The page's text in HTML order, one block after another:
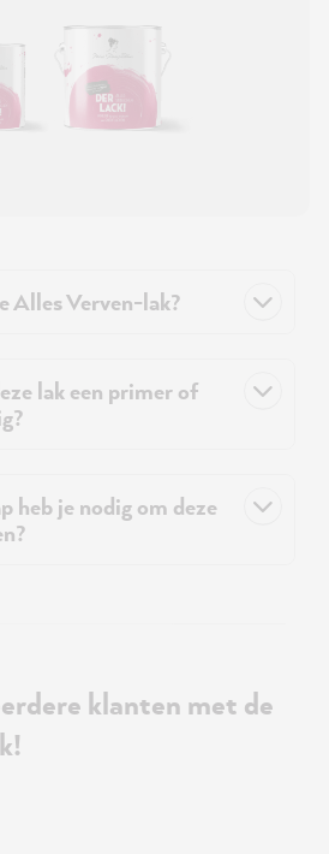
Alles Verven-lak?
lak een primer of
heb je nodig om deze
klanten met de